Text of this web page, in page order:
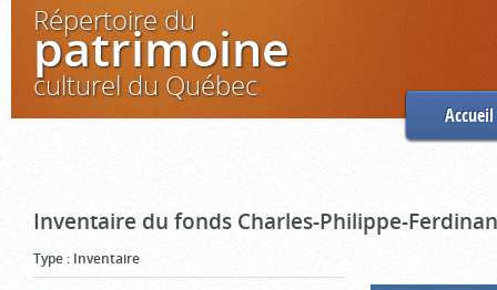
Répertoire du
patrimoine
culturel du Québec
Accueil
Inventaire du fonds Charles-Philippe-
Type : Inventaire